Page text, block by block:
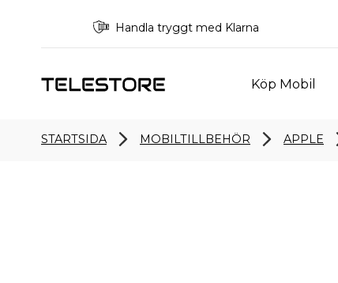
Handla tryggt med Klarna
Köp Mobil
STARTSIDA MOBILTILLBEHÖR APPLE